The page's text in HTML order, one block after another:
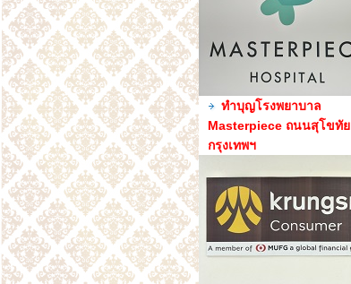
ทำบุญโรงพยาบาล
Masterpiece ถนนสุโขทัย
กรุงเทพฯ